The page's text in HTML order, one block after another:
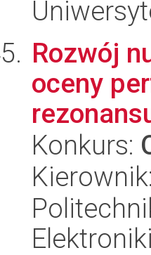
Rozwój
oceny
Konkurs: